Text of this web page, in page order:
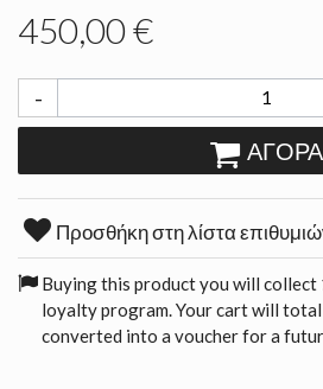
450,00 €
-
ΑΓΟΡΆ
Προσθήκη στη λίστα
Buying this product you will collect
loyalty program. Your cart will total
converted into a voucher for a